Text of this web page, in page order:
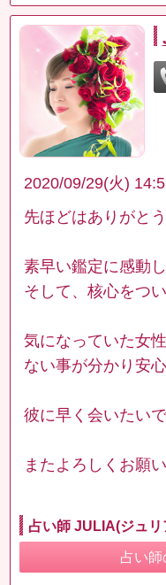
2020/09/29(火)
先ほどはありがと
素早い鑑定に感動し
そして、核心をつ
気になっていた女
ない事が分かり安心
彼に早く会いたいで
またよろしくお願
占い師 JULIA(ジュ
占い